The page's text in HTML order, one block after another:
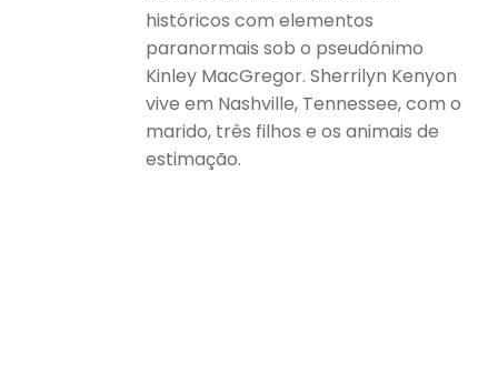
históricos com elementos
paranormais sob o pseudónimo
Kinley MacGregor. Sherrilyn Kenyon
vive em Nashville, Tennessee, com o
marido, três filhos e os animais de
estimação.